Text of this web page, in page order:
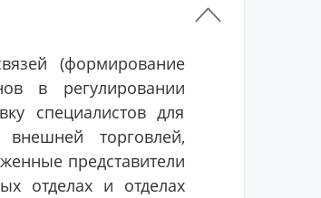
(формирование
в регулировании
специалистов для
торговлей,
представители
отделах и отделах